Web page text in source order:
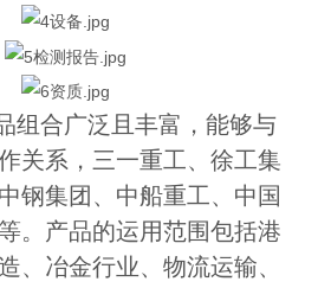
合广泛且丰富，能够与
关系，三一重工、徐工集
钢集团、中船重工、中国
。产品的运用范围包括港
、冶金行业、物流运输、